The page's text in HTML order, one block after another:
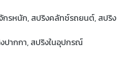
กรหนัก, สปริงคลัทช์รถยนต์, สปริง
ปากกา, สปริงในอุปกรณ์